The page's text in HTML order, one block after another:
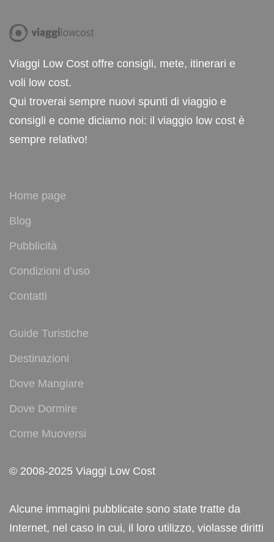
Viaggi Low Cost offre consigli, mete, itinerari e
voli low cost.
Qui troverai sempre nuovi spunti di viaggio e
consigli e come diciamo noi: il viaggio low cost è
sempre relativo!
Home page
Blog
Pubblicità
Condizioni d’uso
Contatti
Guide Turistiche
Destinazioni
Dove Mangiare
Dove Dormire
Come Muoversi
© 2008-2025 Viaggi Low Cost
Alcune immagini pubblicate sono state tratte da
Internet, nel caso in cui, il loro utilizzo, violasse diritti